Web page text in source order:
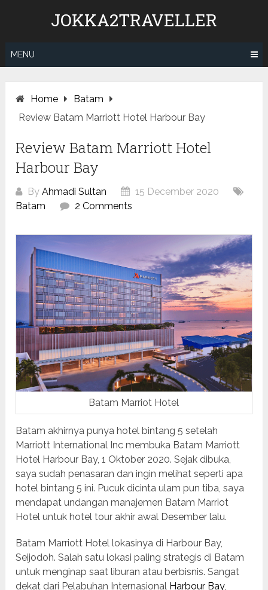
JOKKA2TRAVELLER
MENU
Home
Batam
Review Batam Marriott Hotel Harbour Bay
Review Batam Marriott Hotel
Harbour Bay
ByAhmadi Sultan
15 December 2020
Batam
2 Comments
Batam Marriot Hotel
Batam akhirnya punya hotel bintang 5 setelah
Marriott International Inc membuka Batam Marriott
Hotel Harbour Bay, 1 Oktober 2020. Sejak dibuka,
saya sudah penasaran dan ingin melihat seperti apa
hotel bintang 5 ini. Pucuk dicinta ulam pun tiba, saya
mendapat undangan manajemen Batam Marriot
Hotel untuk hotel tour akhir awal Desember lalu.
Batam Marriott Hotel lokasinya di Harbour Bay,
Seijodoh. Salah satu lokasi paling strategis di Batam
untuk menginap saat liburan atau berbisnis. Sangat
dekat dari Pelabuhan Internasional Harbour Bay,